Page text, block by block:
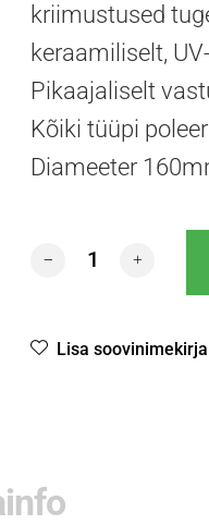
kriimustused
keraamiliselt,
Pikaajaliselt
Kõiki tüüpi
Diameeter
LammfellPad
Lisa soovinimekirja